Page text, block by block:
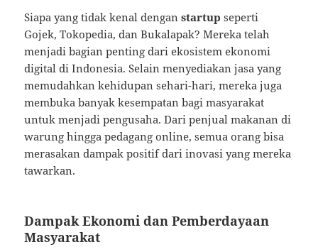
Siapa yang tidak kenal denganstartup seperti
Gojek, Tokopedia, dan Bukalapak? Mereka telah
menjadi bagian penting dari ekosistem ekonomi
digital di Indonesia. Selain menyediakan jasa yang
memudahkan kehidupan sehari-hari, mereka juga
membuka banyak kesempatan bagi masyarakat
untuk menjadi pengusaha. Dari penjual makanan di
warung hingga pedagang online, semua orang bisa
merasakan dampak positif dari inovasi yang mereka
tawarkan.
Dampak Ekonomi dan Pemberdayaan
Masyarakat